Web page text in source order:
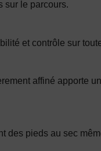
sur le parcours.
et contrôle sur
affiné apporte
des pieds au sec